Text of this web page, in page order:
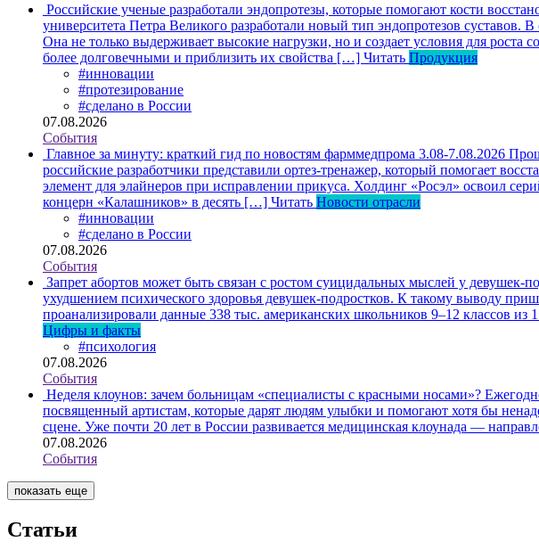
Российские ученые разработали эндопротезы, которые помогают кости
университета Петра Великого разработали новый тип эндопротезов
Она не только выдерживает высокие нагрузки, но и создает условия для роста
более долговечными и приблизить их свойства […] Читать Продукция
#инновации
#протезирование
#сделано в России
07.08.2026
События
Главное за минуту: краткий гид по новостям фарммедпрома 3.08-7.08.2026
российские разработчики представили ортез-тренажер, который помогает
элемент для элайнеров при исправлении прикуса. Холдинг «Росэл» освоил
концерн «Калашников» в десять […] Читать Новости отрасли
#инновации
#сделано в России
07.08.2026
События
Запрет абортов может быть связан с ростом суицидальных мыслей у девушек-
ухудшением психического здоровья девушек-подростков. К такому выводу
проанализировали данные 338 тыс. американских школьников 9–12 классов
Цифры и факты
#психология
07.08.2026
События
Неделя клоунов: зачем больницам «специалисты с красными носами»?
посвященный артистам, которые дарят людям улыбки и помогают хотя бы
сцене. Уже почти 20 лет в России развивается медицинская клоунада —
07.08.2026
События
показать еще
Статьи